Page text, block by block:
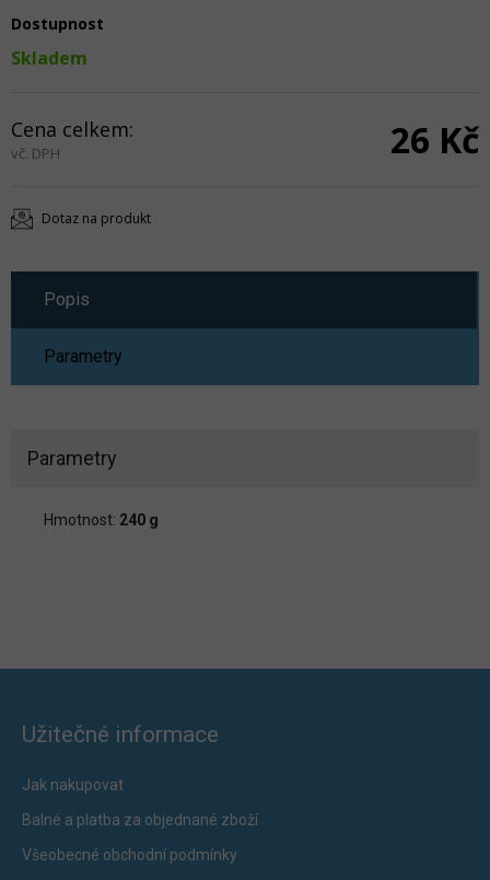
Dostupnost
Skladem
Cena celkem:
vč. DPH 26 Kč
Dotaz na produkt
Popis
Parametry
Parametry
Hmotnost: 240 g
Užitečné informace
Jak nakupovat
Balné a platba za objednané zboží
Všeobecné obchodní podmínky